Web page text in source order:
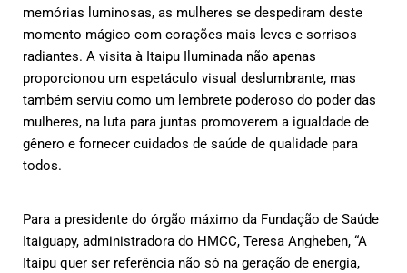
memórias luminosas, as mulheres se despediram deste
momento mágico com corações mais leves e sorrisos
radiantes. A visita à Itaipu Iluminada não apenas
proporcionou um espetáculo visual deslumbrante, mas
também serviu como um lembrete poderoso do poder das
mulheres, na luta para juntas promoverem a igualdade de
gênero e fornecer cuidados de saúde de qualidade para
todos.
Para a presidente do órgão máximo da Fundação de Saúde
Itaiguapy, administradora do HMCC, Teresa Angheben, “A
Itaipu quer ser referência não só na geração de energia,